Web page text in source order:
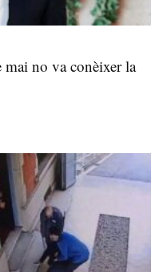
no va conèixer la